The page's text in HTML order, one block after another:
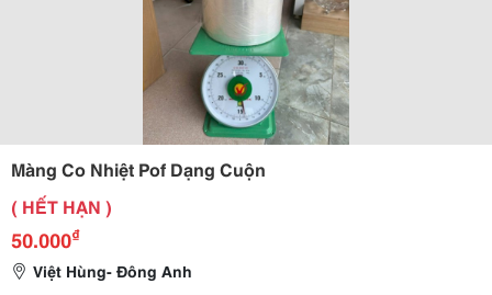
Màng Co Nhiệt Pof Dạng Cuộn
( HẾT HẠN )
50.000₫
Việt Hùng- Đông Anh